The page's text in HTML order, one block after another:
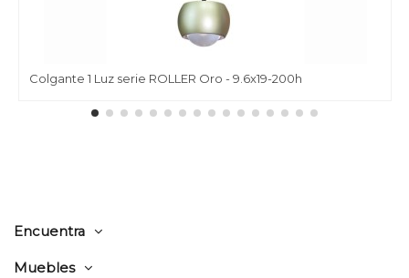
Colgante 1 Luz serie ROLLER Oro - 9.6x19-200h
Encuentra
Muebles